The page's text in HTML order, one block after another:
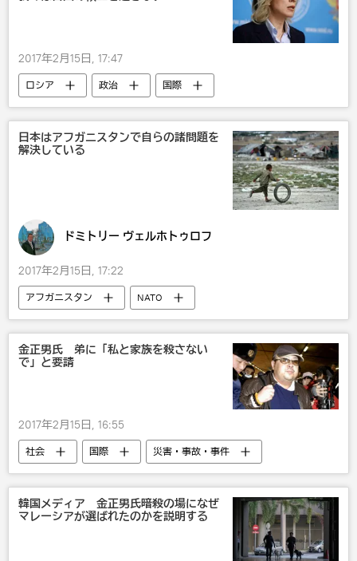
2017年2月15日, 17:47
ロシア 政治
国際
クリミア
日本はアフガニスタンで自らの諸問題を
解決している
ドミトリー ヴェルホトゥロフ
2017年2月15日, 17:22
アフガニスタン NATO
金正男氏 弟に「私と家族を殺さない
で」と要請
2017年2月15日, 16:55
社会 国際
災害・事故・事件
アジア
北朝鮮最高指導者の兄、金正男氏マレーシアで殺害される
韓国
韓国メディア 金正男氏暗殺の場になぜ
マレーシアが選ばれたのかを説明する